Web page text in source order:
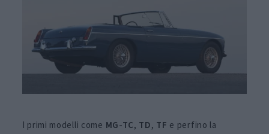
I primi modelli come MG-TC, TD, TF e perfino la